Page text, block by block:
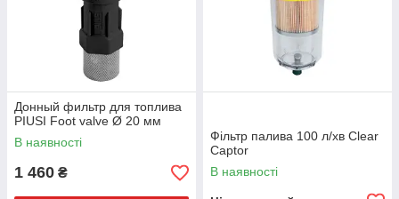
Донный фильтр для топлива
PIUSI Foot valve Ø 20 мм
В наявності
1 460 ₴
Фільтр палива 100 л/хв Clear
Captor
В наявності